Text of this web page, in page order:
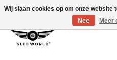
Wij slaan cookies op om onze website
Nee
Meer